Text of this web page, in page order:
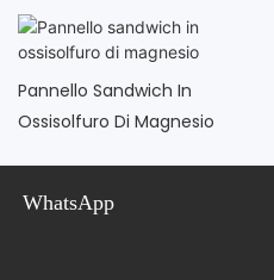
Pannello Sandwich In
Ossisolfuro Di Magnesio
WhatsApp